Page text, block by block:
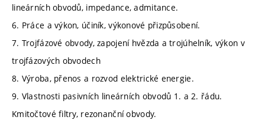
lineárních obvodů, impedance, admitance.
6. Práce a výkon, účiník, výkonové přizpůsobení.
7. Trojfázové obvody, zapojení hvězda a trojúhelník, výkon v
trojfázových obvodech
8. Výroba, přenos a rozvod elektrické energie.
9. Vlastnosti pasivních lineárních obvodů 1. a 2. řádu.
Kmitočtové filtry, rezonanční obvody.